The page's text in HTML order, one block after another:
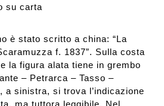
su carta
è stato scritto a china: “La
f. 1837”. Sulla costa
la figura alata tiene in grembo
– Petrarca – Tasso –
a sinistra, si trova l’indicazione